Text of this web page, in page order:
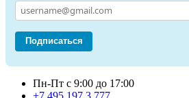
Подписаться
Пн-Пт с 9:00 до 17:00
+7 495 197 3 777